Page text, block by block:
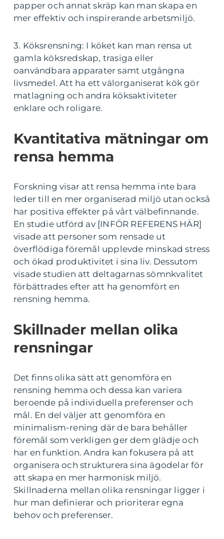
papper och annat skräp kan man skapa en
mer effektiv och inspirerande arbetsmiljö.
3. Köksrensning: I köket kan man rensa ut
gamla köksredskap, trasiga eller
oanvändbara apparater samt utgångna
livsmedel. Att ha ett välorganiserat kök gör
matlagning och andra köksaktiviteter
enklare och roligare.
Kvantitativa mätningar om
rensa hemma
Forskning visar att rensa hemma inte bara
leder till en mer organiserad miljö utan också
har positiva effekter på vårt välbefinnande.
En studie utförd av [INFÖR REFERENS HÄR]
visade att personer som rensade ut
överflödiga föremål upplevde minskad stress
och ökad produktivitet i sina liv. Dessutom
visade studien att deltagarnas sömnkvalitet
förbättrades efter att ha genomfört en
rensning hemma.
Skillnader mellan olika
rensningar
Det finns olika sätt att genomföra en
rensning hemma och dessa kan variera
beroende på individuella preferenser och
mål. En del väljer att genomföra en
minimalism-rening där de bara behåller
föremål som verkligen ger dem glädje och
har en funktion. Andra kan fokusera på att
organisera och strukturera sina ägodelar för
att skapa en mer harmonisk miljö.
Skillnaderna mellan olika rensningar ligger i
hur man definierar och prioriterar egna
behov och preferenser.